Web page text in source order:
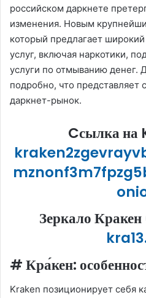
российском даркнете
изменения. Новым
который предлагает
услуг, включая наркотики,
услуги по отмыванию денег.
подробно, что представляет
даркнет-рынок.
Cсылка
Зеркало
# Кра́кен:
Kraken позиционирует себя